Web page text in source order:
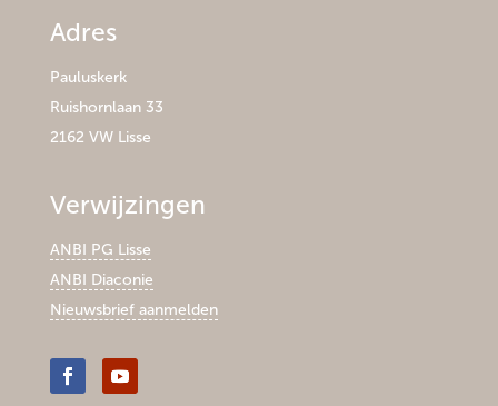
Adres
Pauluskerk
Ruishornlaan 33
2162 VW Lisse
Verwijzingen
ANBI PG Lisse
ANBI Diaconie
Nieuwsbrief aanmelden